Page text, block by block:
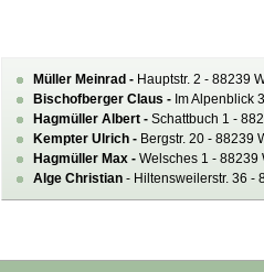
Müller Meinrad - Hauptstr. 2 - 88239
Bischofberger Claus - Im Alpenblick
Hagmüller Albert - Schattbuch 1 -
Kempter Ulrich - Bergstr. 20 - 88239
Hagmüller Max - Welsches 1 - 88239
Alge Christian - Hiltensweilerstr. 36 -